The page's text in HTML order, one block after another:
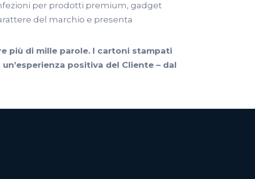
per prodotti premium, gadget
del marchio e presenta
più di mille parole. I cartoni stampati
positiva del Cliente – dal